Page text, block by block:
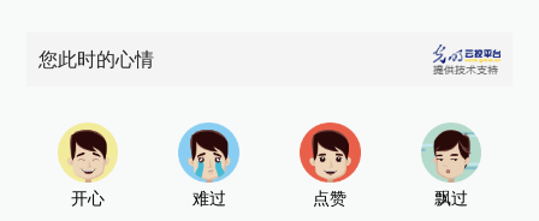
您此时的心情
开心 难过 点赞 飘过